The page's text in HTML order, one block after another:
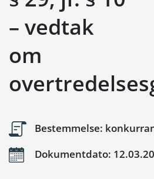
– vedtak
om
Bestemmelse:
Dokumentdato: